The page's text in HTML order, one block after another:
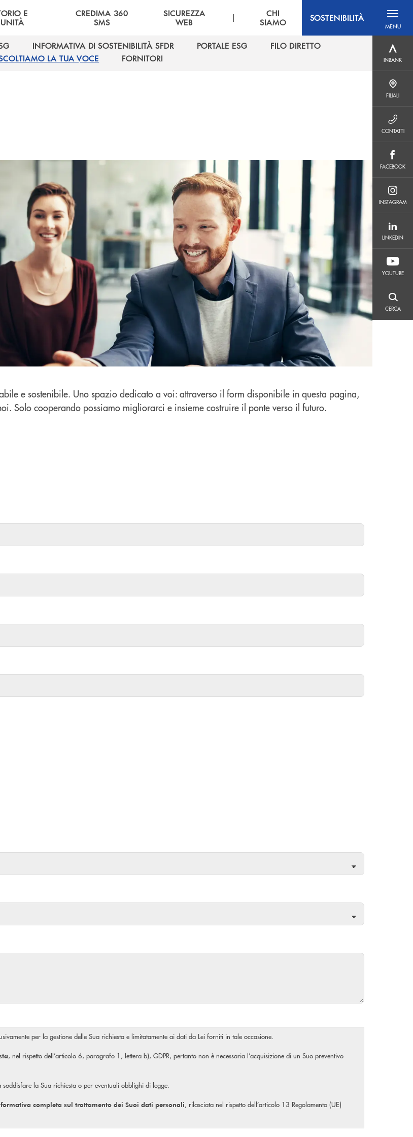
E
CREDIMA 360
SMS
SICUREZZA
WEB
|
CHI
SIAMO
SOSTENIBILITÀ
MENU
menu
INBANK
FILIALI
CONTATTI
FACEBOOK
FACEBOOK
INSTAGRAM
INSTAGRAM
LINKEDIN
LINKEDIN
YOUTUBE
YOUTUBE
CERCA
CERCA
INFORMATIVA DI SOSTENIBILITÀ SFDR
INFORMATIVA DI SOSTENIBILITÀ SFDR
PORTALE ESG
FILO DIRETTO
LA TUA VOCE
FORNITORI
e sostenibile. Uno spazio dedicato a voi: attraverso il form disponibile in questa pagina,
Solo cooperando possiamo migliorarci e insieme costruire il ponte verso il futuro.
per la gestione delle Sua richiesta e limitatamente ai dati da Lei forniti in tale occasione.
, nel rispetto dell’articolo 6, paragrafo 1, lettera b), GDPR, pertanto non è necessaria l’acquisizione di un Suo preventivo
la Sua richiesta o per eventuali obblighi di legge.
completa sul trattamento dei Suoi dati personali, rilasciata nel rispetto dell’articolo 13 Regolamento (UE)